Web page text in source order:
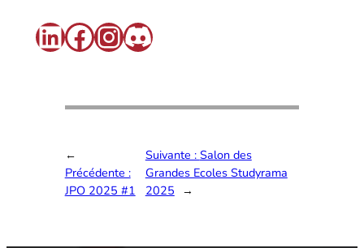
LinkedIn
Facebook
Instagram
Discord
←
Précédente :
JPO 2025 #1
Suivante : Salon des
Grandes Ecoles Studyrama
2025 →